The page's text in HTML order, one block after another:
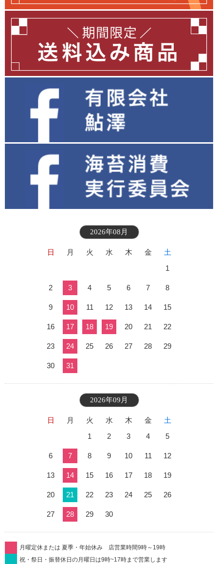
2026年08月
日 月 火 水 木 金
土
1
2 3 4 5 6 7 8
9 10 11 12 13 14 15
16 17 18 19 20 21 22
23 24 25 26 27 28 29
30 31
2026年09月
日 月 火 水 木 金
土
1
2 3 4 5
6 7 8 9 10 11 12
13 14 15 16 17 18 19
20 21 22 23 24 25 26
27 28 29 30
月曜定休または 夏季・年始休み 店営業時間9時～19時
祝・祭日・振替休日の月曜日は9時~17時まで営業します